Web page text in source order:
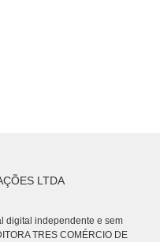
LTDA
digital independente e sem
TRES COMÉRCIO DE